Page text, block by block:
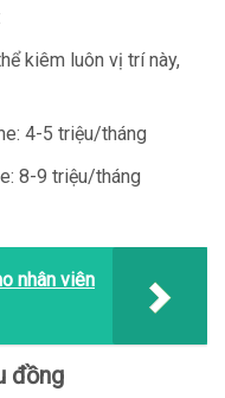
kiêm luôn vị trí này,
4-5 triệu/tháng
8-9 triệu/tháng
nhân viên
đồng